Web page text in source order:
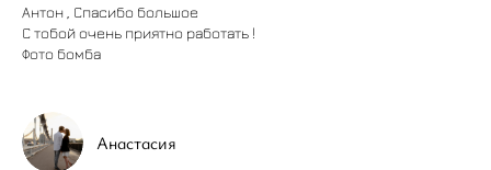
Антон , Спасибо большое
С тобой очень приятно работать !
Фото бомба
Анастасия